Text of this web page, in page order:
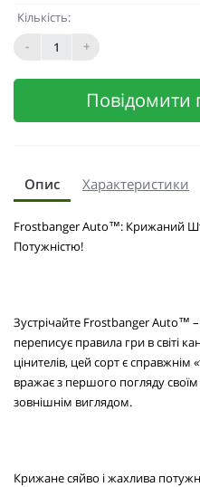
Кількість:
-
+
Повідомити
Опис Характеристики
Frostbanger Auto™: Крижаний
Потужністю!
Зустрічайте Frostbanger Auto™ –
переписує правила гри в світі
цінителів, цей сорт є
вражає з першого погляду
зовнішнім виглядом.
Крижане сяйво і жахлива